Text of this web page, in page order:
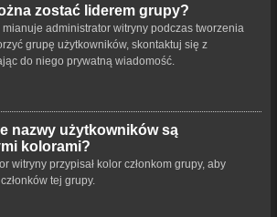
zostać liderem grupy?
administrator witryny podczas tworzenia
grupę użytkowników, skontaktuj się z
do niego prywatną wiadomość.
nazwy użytkowników są
kolorami?
witryny przypisał kolor członkom grupy, aby
tej grupy.